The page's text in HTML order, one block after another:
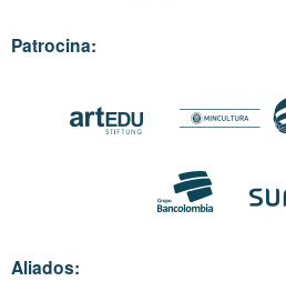
Patrocina:
Aliados: